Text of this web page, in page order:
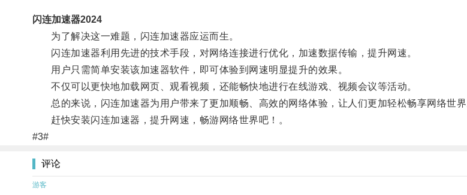
闪连加速器2024
为了解决这一难题，闪连加速器应运而生。
闪连加速器利用先进的技术手段，对网络连接进行优化，加速数据传输，提升网速。
用户只需简单安装该加速器软件，即可体验到网速明显提升的效果。
不仅可以更快地加载网页、观看视频，还能畅快地进行在线游戏、视频会议等活动。
总的来说，闪连加速器为用户带来了更加顺畅、高效的网络体验，让人们更加轻松畅享网络世界
赶快安装闪连加速器，提升网速，畅游网络世界吧！。
#3#
评论
游客